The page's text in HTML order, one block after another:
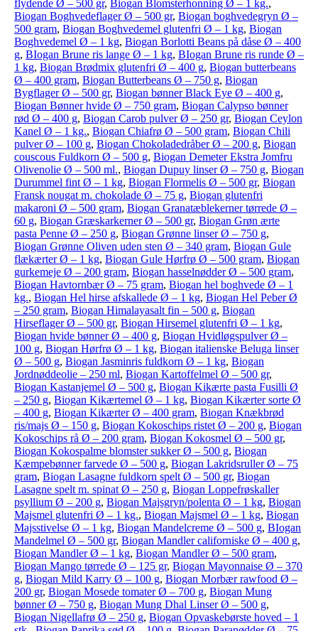
flydende Ø – 500 gr, Biogan Blomsterhonning Ø – 1 kg.,
Biogan Boghvedeflager Ø – 500 gr, Biogan boghvedegryn Ø –
500 gram, Biogan Boghvedemel glutenfri Ø – 1 kg, Biogan
Boghvedemel Ø – 1 kg, Biogan Borlotti Beans på dåse Ø – 400
g, BIogan Brune ris lange Ø – 1 kg, BIogan Brune ris runde Ø –
1 kg, Biogan Brødmix glutenfri Ø – 400 g, Biogan butterbeans
Ø – 400 gram, Biogan Butterbeans Ø – 750 g, Biogan
Bygflager Ø – 500 gr, Biogan bønner Black Eye Ø – 400 g,
Biogan Bønner hvide Ø – 750 gram, Biogan Calypso bønner
rød Ø – 400 g, Biogan Carob pulver Ø – 250 gr, Biogan Ceylon
Kanel Ø – 1 kg., Biogan Chiafrø Ø – 500 gram, Biogan Chili
pulver Ø – 100 g, Biogan Chokoladedråber Ø – 200 g, Biogan
couscous Fuldkorn Ø – 500 g, Biogan Demeter Ekstra Jomfru
Olivenolie Ø – 500 ml., Biogan Dupuy linser Ø – 750 g, Biogan
Durummel fint Ø – 1 kg, Biogan Flormelis Ø – 500 gr, Biogan
Fransk nougat m. chokolade Ø – 75 g, Biogan glutenfri
makaroni Ø – 500 gram, Biogan Granatæblekerner tørrede Ø –
60 g, Biogan Græskarkerner Ø – 500 gr, Biogan Grøn ærte
pasta Penne Ø – 250 g, Biogan Grønne linser Ø – 750 g,
Biogan Grønne Oliven uden sten Ø – 340 gram, Biogan Gule
flækærter Ø – 1 kg, Biogan Gule Hørfrø Ø – 500 gram, Biogan
gurkemeje Ø – 200 gram, Biogan hasselnødder Ø – 500 gram,
Biogan Havtornbær Ø – 75 gram, Biogan hel boghvede Ø – 1
kg., Biogan Hel hirse afskallede Ø – 1 kg, Biogan Hel Peber Ø
– 250 gram, Biogan Himalayasalt fin – 500 g, Biogan
Hirseflager Ø – 500 gr, Biogan Hirsemel glutenfri Ø – 1 kg,
Biogan hvide bønner Ø – 400 g, Biogan Hvidløgspulver Ø –
100 g, Biogan Hørfrø Ø – 1 kg, Biogan italienske Beluga linser
Ø – 500 g, Biogan Jasminris fuldkorn Ø – 1 kg, Biogan
Jordnøddeolie – 250 ml, Biogan Kartoffelmel Ø – 500 gr,
Biogan Kastanjemel Ø – 500 g, Biogan Kikærte pasta Fusilli Ø
– 250 g, Biogan Kikærtemel Ø – 1 kg, Biogan Kikærter sorte Ø
– 400 g, Biogan Kikærter Ø – 400 gram, Biogan Knækbrød
ris/majs Ø – 150 g, Biogan Kokoschips ristet Ø – 200 g, Biogan
Kokoschips rå Ø – 200 gram, Biogan Kokosmel Ø – 500 gr,
Biogan Kokospalme blomster sukker Ø – 500 g, Biogan
Kæmpebønner farvede Ø – 500 g, Biogan Lakridsruller Ø – 75
gram, Biogan Lasagne fuldkorn spelt Ø – 500 gr, Biogan
Lasagne spelt m. spinat Ø – 250 g, Biogan Loppefrøskaller
psyllium Ø – 200 g, Biogan Majsgryn/polenta Ø – 1 kg, Biogan
Majsmel glutenfri Ø – 1 kg., Biogan Majsmel Ø – 1 kg, Biogan
Majsstivelse Ø – 1 kg, Biogan Mandelcreme Ø – 500 g, BIogan
Mandelmel Ø – 500 gr, Biogan Mandler californiske Ø – 400 g,
Biogan Mandler Ø – 1 kg, Biogan Mandler Ø – 500 gram,
Biogan Mango tørrede Ø – 125 gr, Biogan Mayonnaise Ø – 370
g, Biogan Mild Karry Ø – 100 g, Biogan Morbær rawfood Ø –
200 gr, Biogan Mosede tomater Ø – 700 g, Biogan Mung
bønner Ø – 750 g, Biogan Mung Dhal Linser Ø – 500 g,
Biogan Nigellafrø Ø – 250 g, Biogan Opvaskebørste hoved – 1